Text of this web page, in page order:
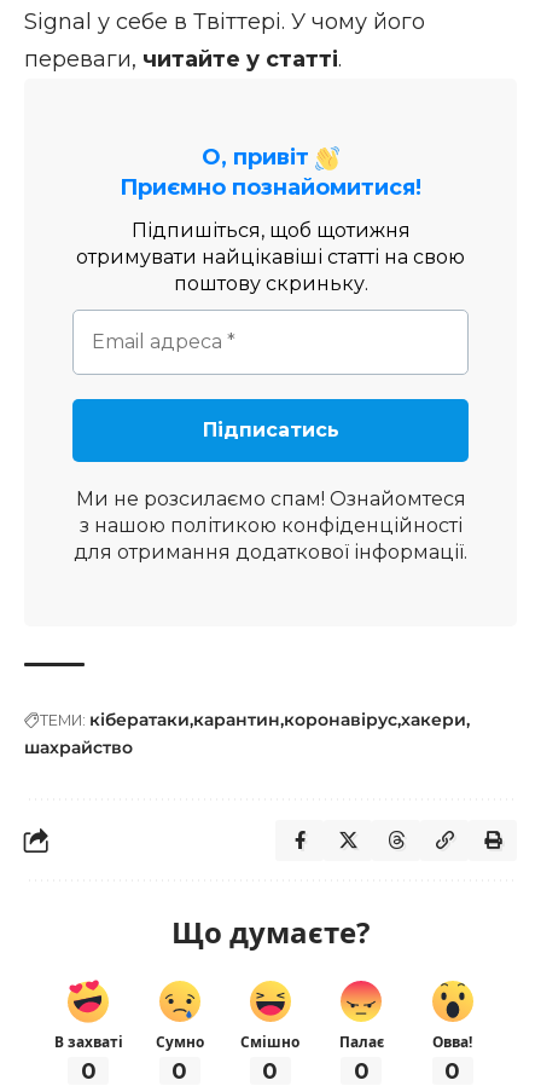
Signal у себе в Твіттері. У чому його
переваги, читайте у статті.
О, привіт
Приємно познайомитися!
Підпишіться, щоб щотижня
отримувати найцікавіші статті на свою
поштову скриньку.
Ми не розсилаємо спам! Ознайомтеся
з нашою політикою конфіденційності
для отримання додаткової інформації.
ТЕМИ: кібератаки карантин коронавірусхакери
шахрайство
Що думаєте?
В захваті
0
Сумно
0
Смішно
0
Палає
0
Овва!
0